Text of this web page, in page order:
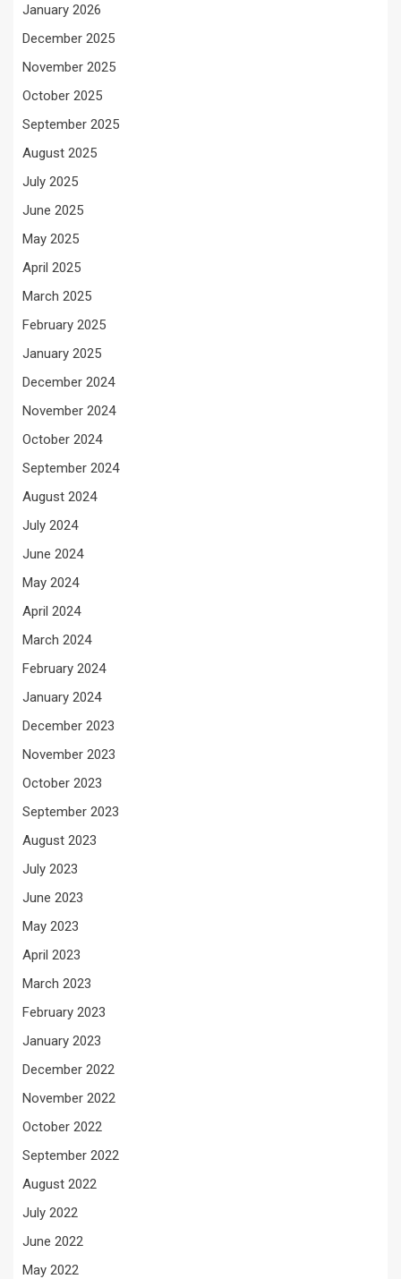
January 2026
December 2025
November 2025
October 2025
September 2025
August 2025
July 2025
June 2025
May 2025
April 2025
March 2025
February 2025
January 2025
December 2024
November 2024
October 2024
September 2024
August 2024
July 2024
June 2024
May 2024
April 2024
March 2024
February 2024
January 2024
December 2023
November 2023
October 2023
September 2023
August 2023
July 2023
June 2023
May 2023
April 2023
March 2023
February 2023
January 2023
December 2022
November 2022
October 2022
September 2022
August 2022
July 2022
June 2022
May 2022